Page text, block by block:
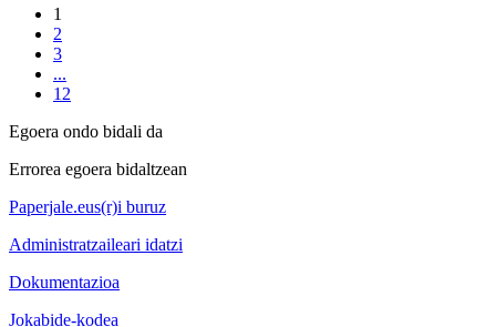
1
2
3
...
12
Egoera ondo bidali da
Errorea egoera bidaltzean
Paperjale.eus(r)i buruz
Administratzaileari idatzi
Dokumentazioa
Jokabide-kodea